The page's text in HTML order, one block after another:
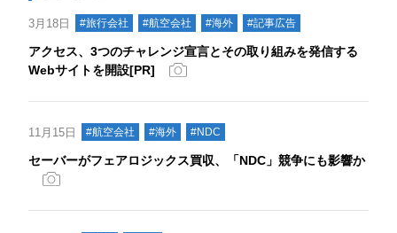
3月18日 #旅行会社 #航空会社 #海外 #記事広告
アクセス、3つのチャレンジ宣言とその取り組みを発信する
Webサイトを開設[PR]
11月15日 #航空会社 #海外 #NDC
セーバーがフェアロジックス買収、「NDC」競争にも影響か